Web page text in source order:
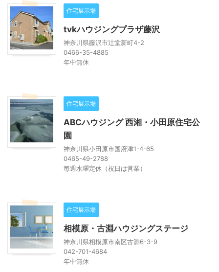
住宅展示場
tvkハウジングプラザ藤沢
神奈川県藤沢市辻堂新町4-2
0466-35-4885
年中無休
住宅展示場
ABCハウジング 西湘・小田原住宅公
園
神奈川県小田原市国府津1-4-65
0465-49-2788
毎週水曜定休（祝日は営業）
住宅展示場
相模原・古淵ハウジングステージ
神奈川県相模原市南区古淵6-3-9
042-701-4684
年中無休